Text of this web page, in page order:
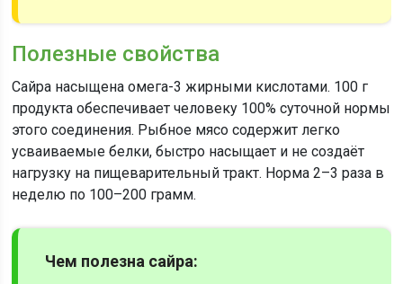
Полезные свойства
Сайра насыщена омега-3 жирными кислотами. 100 г
продукта обеспечивает человеку 100% суточной нормы
этого соединения. Рыбное мясо содержит легко
усваиваемые белки, быстро насыщает и не создаёт
нагрузку на пищеварительный тракт. Норма 2–3 раза в
неделю по 100–200 грамм.
Чем полезна сайра: